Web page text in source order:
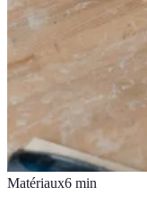
Matériaux6 min